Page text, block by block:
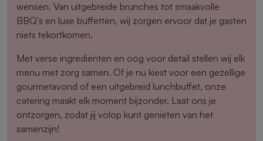
wensen. Van uitgebreide brunches tot smaakvolle
BBQ's en luxe buffetten, wij zorgen ervoor dat je gasten
niets tekortkomen.
Met verse ingrediënten en oog voor detail stellen wij elk
menu met zorg samen. Of je nu kiest voor een gezellige
gourmetavond of een uitgebreid lunchbuffet, onze
catering maakt elk moment bijzonder. Laat ons je
ontzorgen, zodat jij volop kunt genieten van het
samenzijn!